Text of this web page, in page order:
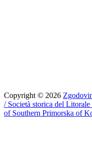
Copyright © 2026
/ Società storica del
of Southern Primorska of